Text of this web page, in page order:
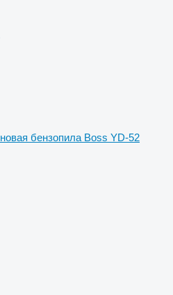
новая бензопила Boss YD-52